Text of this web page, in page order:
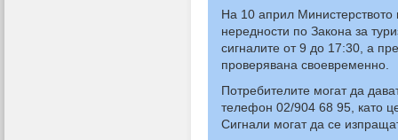
На 10 април Министерството
нередности по Закона за
сигналите от 9 до 17:30, а
проверявана своевременно.
Потребителите могат да
телефон 02/904 68 95, като
Сигнали могат да се